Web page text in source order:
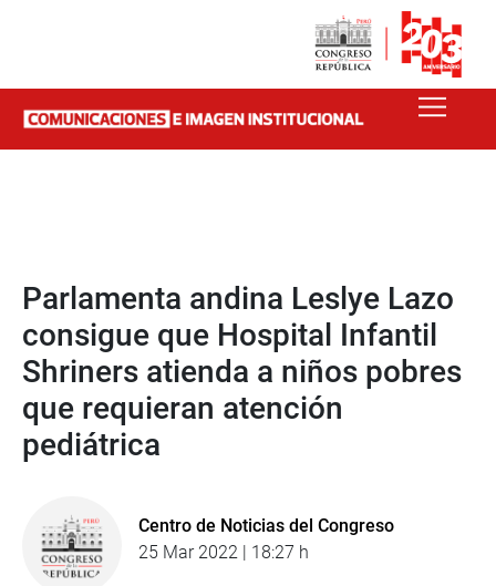
Parlamenta andina Leslye Lazo
consigue que Hospital Infantil
Shriners atienda a niños pobres
que requieran atención
pediátrica
Centro de Noticias del Congreso
25 Mar 2022 | 18:27 h